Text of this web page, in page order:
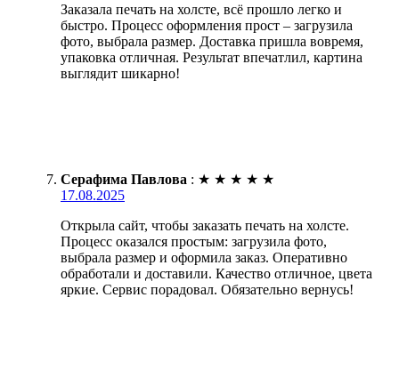
Заказала печать на холсте, всё прошло легко и
быстро. Процесс оформления прост – загрузила
фото, выбрала размер. Доставка пришла вовремя,
упаковка отличная. Результат впечатлил, картина
выглядит шикарно!
Серафима Павлова : ★ ★ ★ ★ ★
17.08.2025
Открыла сайт, чтобы заказать печать на холсте.
Процесс оказался простым: загрузила фото,
выбрала размер и оформила заказ. Оперативно
обработали и доставили. Качество отличное, цвета
яркие. Сервис порадовал. Обязательно вернусь!